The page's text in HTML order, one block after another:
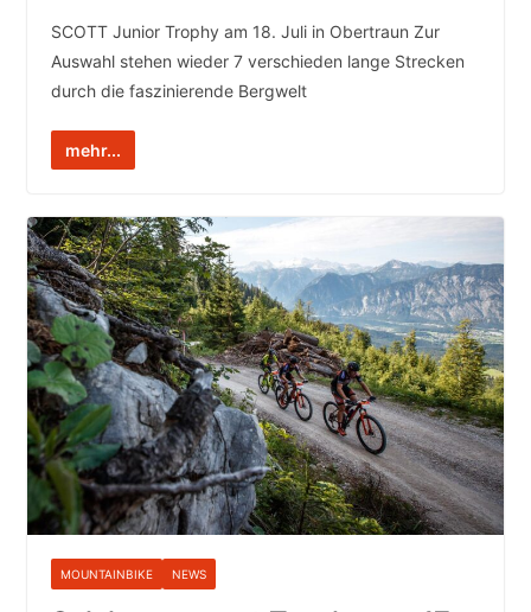
SCOTT Junior Trophy am 18. Juli in Obertraun Zur
Auswahl stehen wieder 7 verschieden lange Strecken
durch die faszinierende Bergwelt
mehr...
MOUNTAINBIKE NEWS